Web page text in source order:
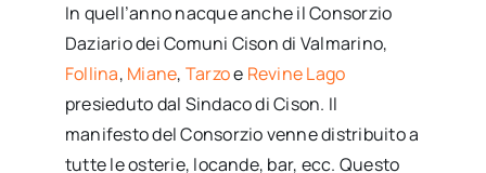
In quell’anno nacque anche il Consorzio
Daziario dei Comuni Cison di Valmarino,
Follina, Miane, Tarzoe Revine Lago
presieduto dal Sindaco di Cison. Il
manifesto del Consorzio venne distribuito a
tutte le osterie, locande, bar, ecc. Questo